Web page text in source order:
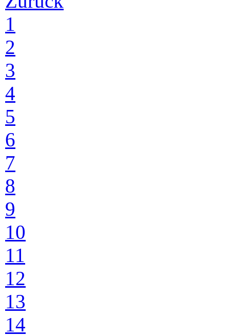
1
2
3
4
5
6
7
8
9
10
11
12
13
14